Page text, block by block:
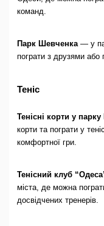
команд.
Парк Шевченка— у
пограти з друзями або
Теніс
Тенісні корти у
корти та пограти у
комфортної гри.
Тенісний клуб
міста, де можна
досвідчених тренерів.